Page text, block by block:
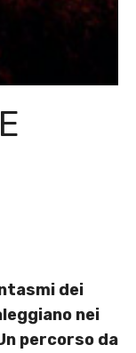
dei
nei
percorso da